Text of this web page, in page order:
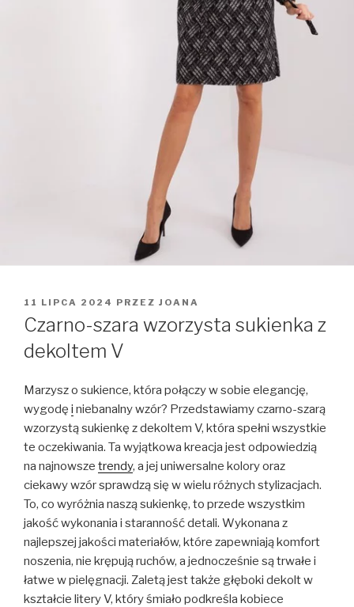
OPUBLIKOWANE
W
11 LIPCA 2024 PRZEZ JOANA
Czarno-szara wzorzysta sukienka z
dekoltem V
Marzysz o sukience, która połączy w sobie elegancję,
wygodę i niebanalny wzór? Przedstawiamy czarno-szarą
wzorzystą sukienkę z dekoltem V, która spełni wszystkie
te oczekiwania. Ta wyjątkowa kreacja jest odpowiedzią
na najnowsze trendy, a jej uniwersalne kolory oraz
ciekawy wzór sprawdzą się w wielu różnych stylizacjach.
To, co wyróżnia naszą sukienkę, to przede wszystkim
jakość wykonania i staranność detali. Wykonana z
najlepszej jakości materiałów, które zapewniają komfort
noszenia, nie krępują ruchów, a jednocześnie są trwałe i
łatwe w pielęgnacji. Zaletą jest także głęboki dekolt w
kształcie litery V, który śmiało podkreśla kobiece